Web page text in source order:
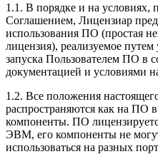
1.1. В порядке и на
Соглашением, Лицензиар
использования ПО (простая
лицензия), реализуемое
запуска Пользователем ПО в
документацией и условиями
1.2. Все положения
распространяются как на ПО
компоненты. ПО
ЭВМ, его компоненты не
использоваться на разных